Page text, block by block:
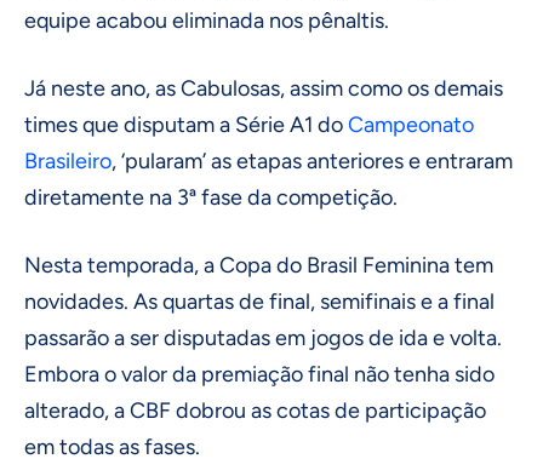
equipe acabou eliminada nos pênaltis.
Já neste ano, as Cabulosas, assim como os demais
times que disputam a Série A1 doCampeonato
Brasileiro, ‘pularam’ as etapas anteriores e entraram
diretamente na 3ª fase da competição.
Nesta temporada, a Copa do Brasil Feminina tem
novidades. As quartas de final, semifinais e a final
passarão a ser disputadas em jogos de ida e volta.
Embora o valor da premiação final não tenha sido
alterado, a CBF dobrou as cotas de participação
em todas as fases.